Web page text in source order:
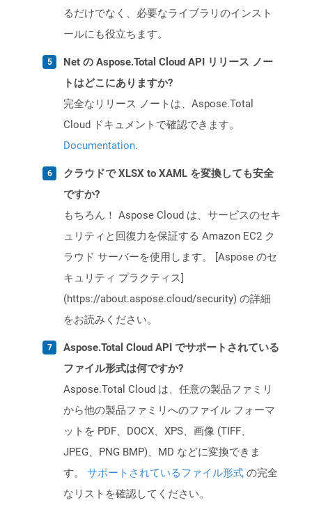
るだけでなく、必要なライブラリのインスト
ールにも役立ちます。
Net の Aspose.Total Cloud API リリース ノー
トはどこにありますか?
完全なリリース ノートは、Aspose.Total
Cloud ドキュメントで確認できます。
Documentation.
クラウドで XLSX to XAML を変換しても安全
ですか?
もちろん！ Aspose Cloud は、サービスのセキ
ュリティと回復力を保証する Amazon EC2 ク
ラウド サーバーを使用します。 [Aspose のセ
キュリティ プラクティス]
(https://about.aspose.cloud/security) の詳細
をお読みください。
Aspose.Total Cloud API でサポートされている
ファイル形式は何ですか?
Aspose.Total Cloud は、任意の製品ファミリ
から他の製品ファミリへのファイル フォーマ
ットを PDF、DOCX、XPS、画像 (TIFF、
JPEG、PNG BMP)、MD などに変換できま
す。 サポートされているファイル形式 の完全
なリストを確認してください。